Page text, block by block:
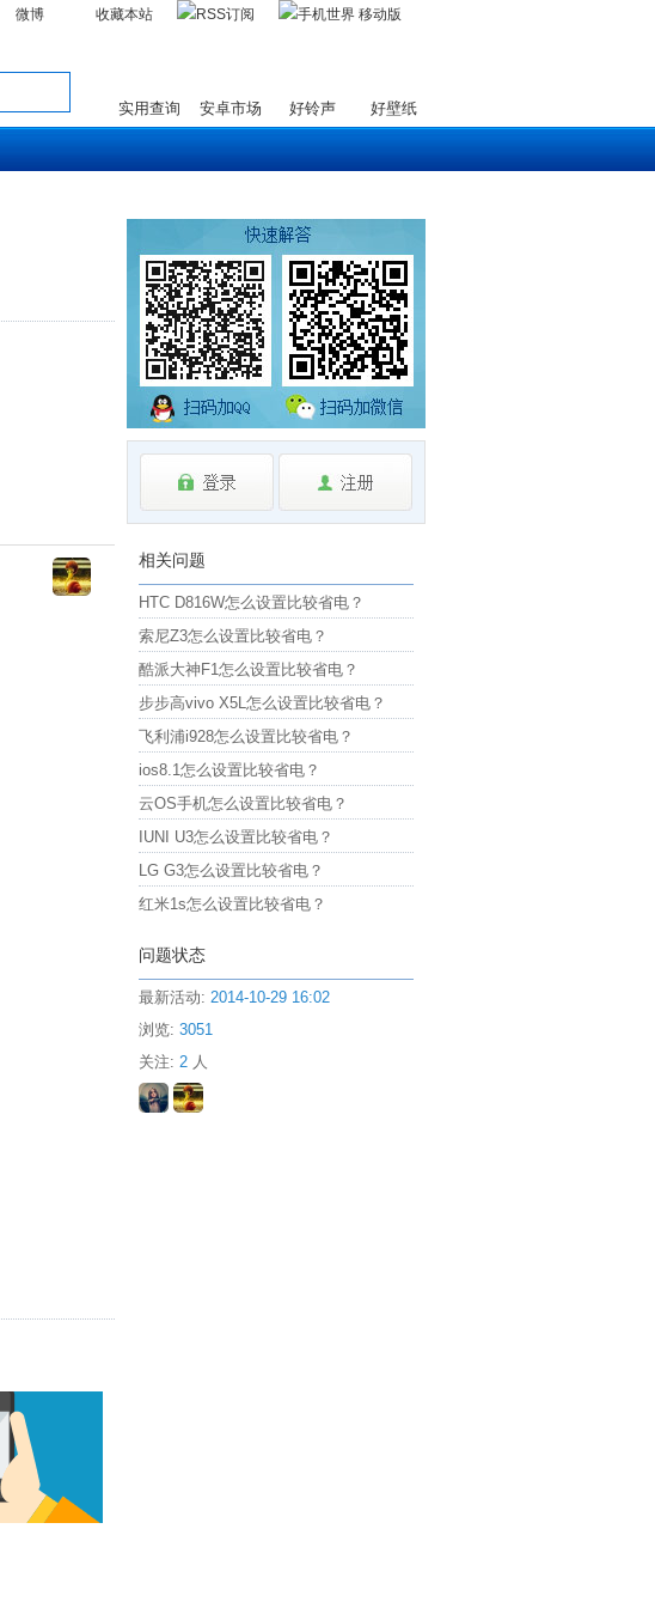
微博 收藏本站
实用查询 安卓市场 好铃声 好壁纸
相关问题
HTC D816W怎么设置比较省电？
索尼Z3怎么设置比较省电？
酷派大神F1怎么设置比较省电？
步步高vivo X5L怎么设置比较省电？
飞利浦i928怎么设置比较省电？
ios8.1怎么设置比较省电？
云OS手机怎么设置比较省电？
IUNI U3怎么设置比较省电？
LG G3怎么设置比较省电？
红米1s怎么设置比较省电？
问题状态
最新活动: 2014-10-29 16:02
浏览: 3051
关注: 2 人